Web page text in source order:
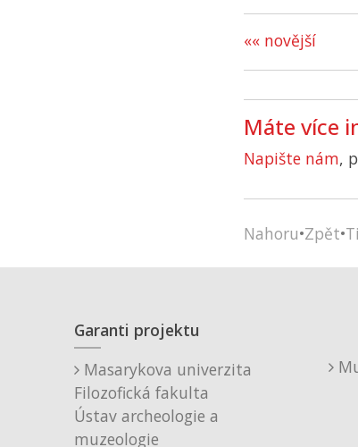
«« novější
Máte více
Napište nám,
Nahoru•Zpět•
Garanti projektu
Masarykova univerzita
Filozofická fakulta
Ústav archeologie a
muzeologie